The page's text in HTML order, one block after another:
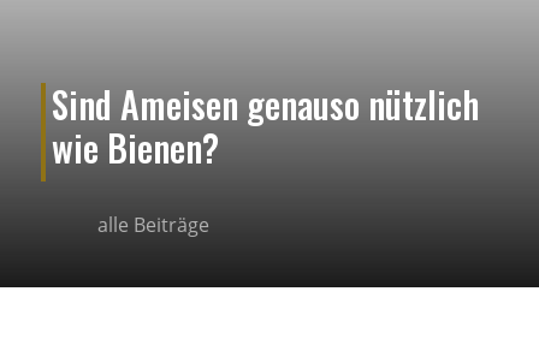
Sind Ameisen genauso nützlich
wie Bienen?
alle Beiträge